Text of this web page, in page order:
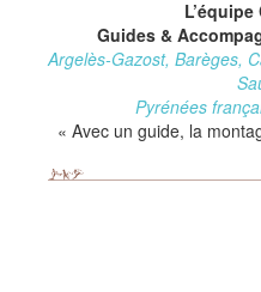
Guides &
Argelès-Gazost, Barèges,
Pyrénées
« Avec un guide, la